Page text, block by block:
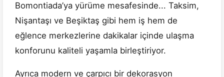
Bomontiada’ya yürüme mesafesinde... Taksim,
Nişantaşı ve Beşiktaş gibi hem iş hem de
eğlence merkezlerine dakikalar içinde ulaşma
konforunu kaliteli yaşamla birleştiriyor.
Ayrıca modern ve çarpıcı bir dekorasyon